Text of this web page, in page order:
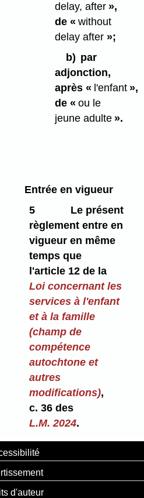
delay, after »,
de «without
delay after »;
b) par
adjonction,
après « l'enfant »,
de «ou le
jeune adulte ».
Entrée en vigueur
5
Le présent
règlement entre en
vigueur en même
temps que
l'article 12 de la
Loi concernant les
services à l'enfant
et à la famille
(champ de
compétence
autochtone et
autres
modifications),
c. 36 des
L.M. 2024.
d'auteur